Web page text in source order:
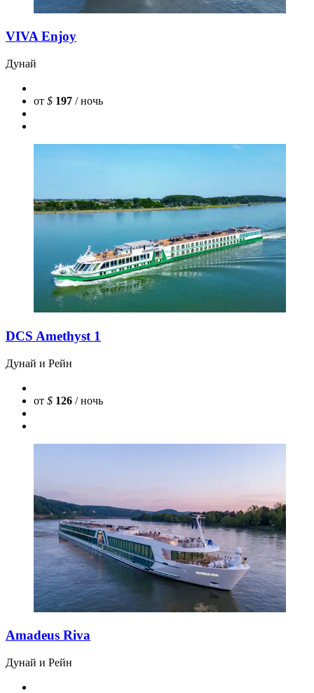
VIVA Enjoy
Дунай
от $ 197 / ночь
DCS Amethyst 1
Дунай и Рейн
от $ 126 / ночь
Amadeus Riva
Дунай и Рейн